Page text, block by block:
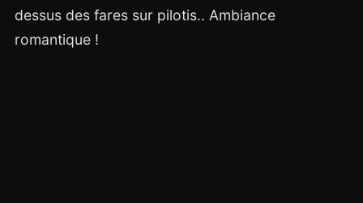
dessus des fares sur pilotis.. Ambiance
romantique !